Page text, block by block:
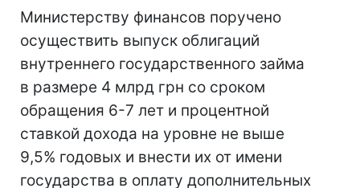
Министерству финансов поручено
осуществить выпуск облигаций
внутреннего государственного займа
в размере 4 млрд грн со сроком
обращения 6-7 лет и процентной
ставкой дохода на уровне не выше
9,5% годовых и внести их от имени
государства в оплату дополнительных